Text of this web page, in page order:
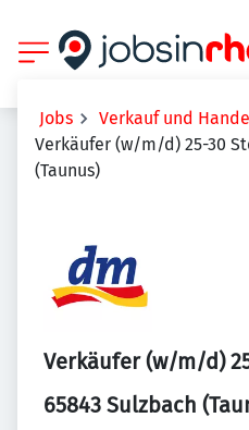
Jobs
Verkauf und
Verkäufer (w/m/d) 25-30
(Taunus)
Verkäufer (w/m/d)
65843 Sulzbach